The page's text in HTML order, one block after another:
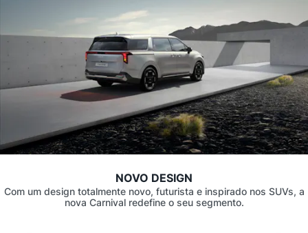
NOVO DESIGN
Com um design totalmente novo, futurista e inspirado nos SUVs, a
nova Carnival redefine o seu segmento.